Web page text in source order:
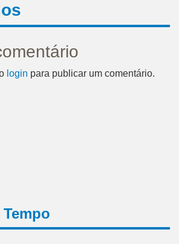
login para publicar um comentário.